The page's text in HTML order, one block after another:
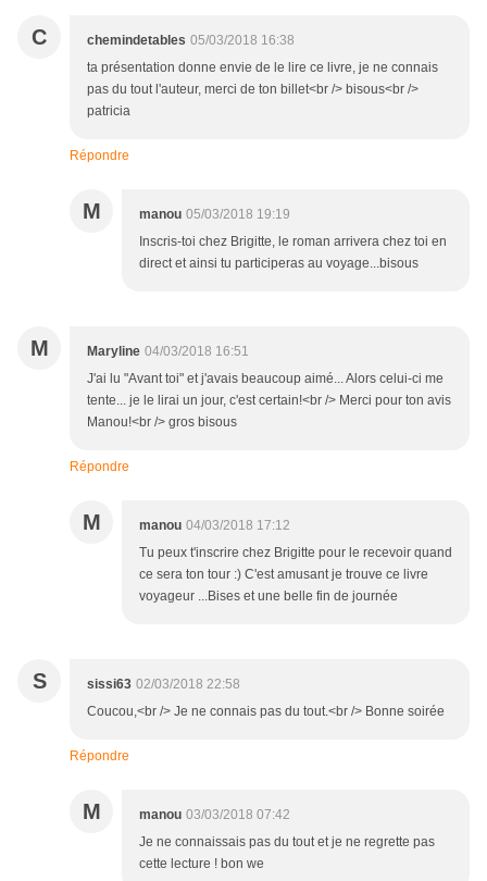
C chemindetables 05/03/2018 16:38
ta présentation donne envie de le lire ce livre, je ne connais
pas du tout l'auteur, merci de ton billet<br /> bisous<br />
patricia
Répondre
M manou 05/03/2018 19:19
Inscris-toi chez Brigitte, le roman arrivera chez toi en
direct et ainsi tu participeras au voyage...bisous
M Maryline 04/03/2018 16:51
J'ai lu "Avant toi" et j'avais beaucoup aimé... Alors celui-ci me
tente... je le lirai un jour, c'est certain!<br /> Merci pour ton avis
Manou!<br /> gros bisous
Répondre
M manou 04/03/2018 17:12
Tu peux t'inscrire chez Brigitte pour le recevoir quand
ce sera ton tour :) C'est amusant je trouve ce livre
voyageur ...Bises et une belle fin de journée
S sissi63 02/03/2018 22:58
Coucou,<br /> Je ne connais pas du tout.<br /> Bonne soirée
Répondre
M manou 03/03/2018 07:42
Je ne connaissais pas du tout et je ne regrette pas
cette lecture ! bon we